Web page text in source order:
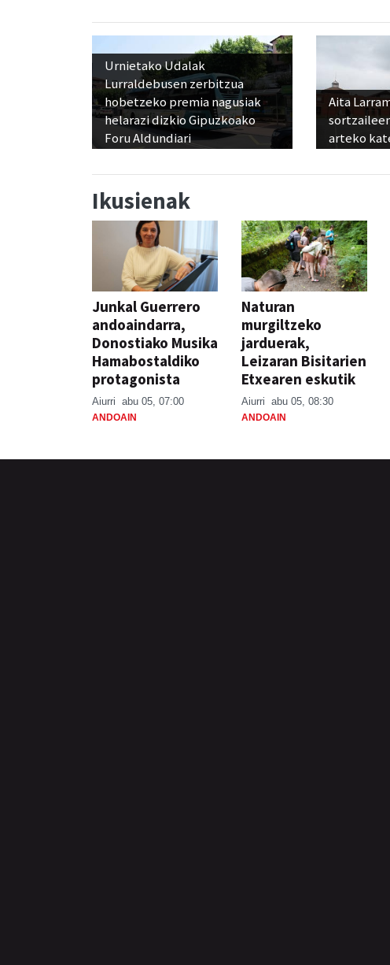
Urnietako Udalak
Lurraldebusen zerbitzua
hobetzeko premia nagusiak
helarazi dizkio Gipuzkoako
Foru Aldundiari
Aita
arteko
Ikusienak
Junkal Guerrero
andoaindarra,
Donostiako Musika
Hamabostaldiko
protagonista
Aiurri abu 05, 07:00
ANDOAIN
Naturan
murgiltzeko
jarduerak,
Leizaran Bisitarien
Etxearen eskutik
Aiurri abu 05, 08:30
ANDOAIN